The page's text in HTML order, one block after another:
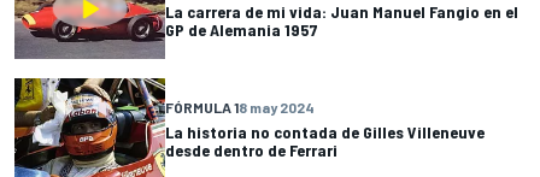
La carrera de mi vida: Juan Manuel Fangio en el
GP de Alemania 1957
FÓRMULA 18 may 2024
La historia no contada de Gilles Villeneuve
desde dentro de Ferrari